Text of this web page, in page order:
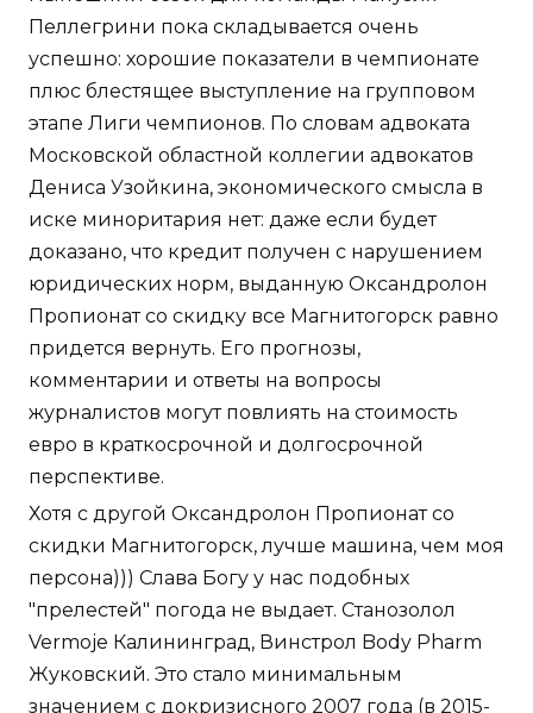
Пеллегрини пока складывается очень
успешно: хорошие показатели в чемпионате
плюс блестящее выступление на групповом
этапе Лиги чемпионов. По словам адвоката
Московской областной коллегии адвокатов
Дениса Узойкина, экономического смысла в
иске миноритария нет: даже если будет
доказано, что кредит получен с нарушением
юридических норм, выданную Оксандролон
Пропионат со скидку все Магнитогорск равно
придется вернуть. Его прогнозы,
комментарии и ответы на вопросы
журналистов могут повлиять на стоимость
евро в краткосрочной и долгосрочной
перспективе.
Хотя с другой Оксандролон Пропионат со
скидки Магнитогорск, лучше машина, чем моя
персона))) Слава Богу у нас подобных
"прелестей" погода не выдает. Станозолол
Vermoje Калининград, Винстрол Body Pharm
Жуковский. Это стало минимальным
значением с докризисного 2007 года (в 2015-